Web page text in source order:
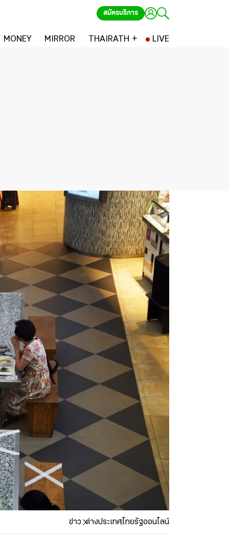
สมัครบริการ
MONEY MIRROR THAIRATH + LIVE
ข่าว ต่างประเทศไทยรัฐออนไลน์